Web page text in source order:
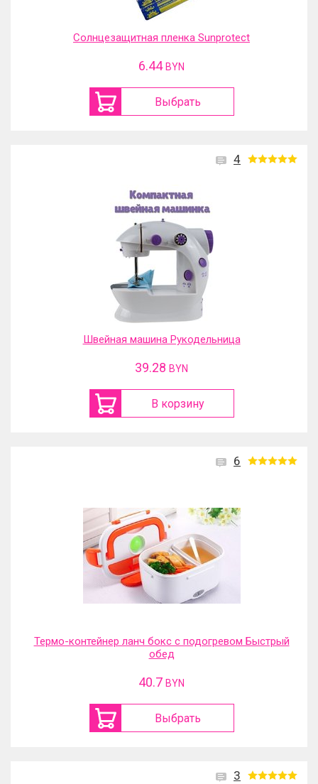
Солнцезащитная пленка Sunprotect
6.44 BYN
Выбрать
4
Швейная машина Рукодельница
39.28 BYN
В корзину
6
Термо-контейнер ланч бокс с подогревом Быстрый
обед
40.7 BYN
Выбрать
3